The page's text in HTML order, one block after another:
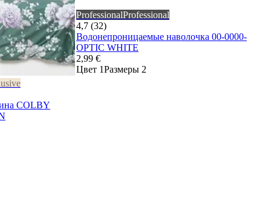
COLBY
ProfessionalProfessional
4,7 (32)
Водонепроницаемые наволочка 00-0000-
OPTIC WHITE
2,99 €
Цвет 1Размеры 2